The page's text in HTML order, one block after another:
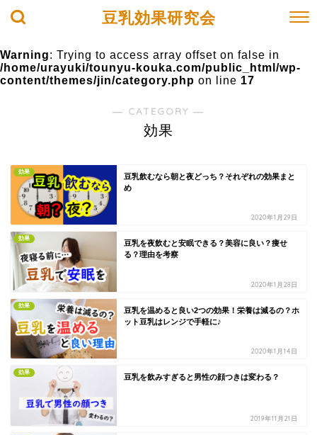
豆乳効果研究会
Warning: Trying to access array offset on false in
/home/urayuki/tounyu-kouka.com/public_html/wp-
content/themes/jin/category.php on line 17
― CATEGORY ―
効果
効果
豆乳飲むなら朝と夜どっち？それぞれの効果まと
め
2020年1月29日
効果
豆乳を夜飲むと安眠できる？美容に良い？痩せ
る？理由を考察
2020年1月28日
効果
豆乳を温めると良い2つの効果！栄養は減るの？ホ
ット豆乳はレンジで手軽に♪
2020年1月14日
効果
豆乳を飲みすぎると男性の顔つきは変わる？
2019年11月21日